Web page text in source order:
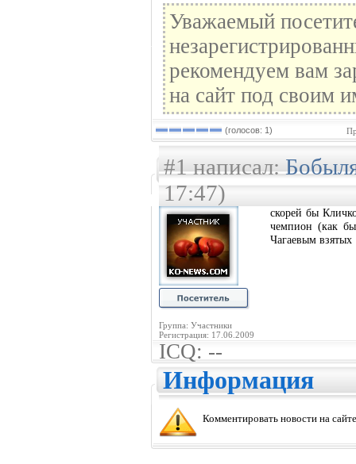
Уважаемый
рекомендуем вам
на сайт под своим
(голосов: 1)
#1 написал:
17:47)
Группа: Участники
Регистрация: 17.06.2009
скорей бы
чемпион (как
Чагаевым взятых
ICQ: --
Информация
Комментировать новости на